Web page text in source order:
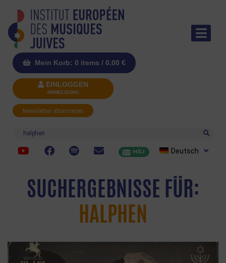
Mein Korb: 0 items / 0.00 €
EINLOGGEN
ANMELDUNG
Newsletter abonnieren
Suche
MRJ Deutsch
SUCHERGEBNISSE FÜR:
HALPHEN